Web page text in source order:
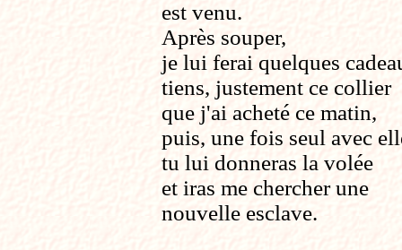
est venu.
Après souper,
je lui ferai quelques
tiens, justement ce collier
que j'ai acheté ce matin,
puis, une fois seul avec
tu lui donneras la volée
et iras me chercher une
nouvelle esclave.